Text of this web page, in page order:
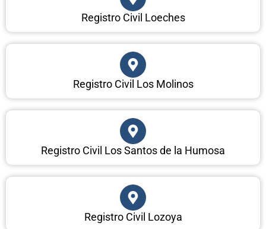
Registro Civil Loeches
Registro Civil Los Molinos
Registro Civil Los Santos de la Humosa
Registro Civil Lozoya